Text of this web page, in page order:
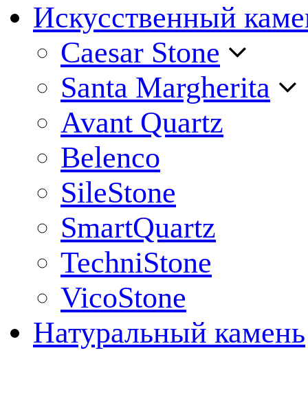
Искусственный
Caesar Stone
Santa Margherita
Avant Quartz
Belenco
SileStone
SmartQuartz
TechniStone
VicoStone
Натуральный камень